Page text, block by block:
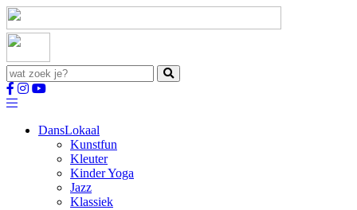
DansLokaal
Kunstfun
Kleuter
Kinder Yoga
Jazz
Klassiek